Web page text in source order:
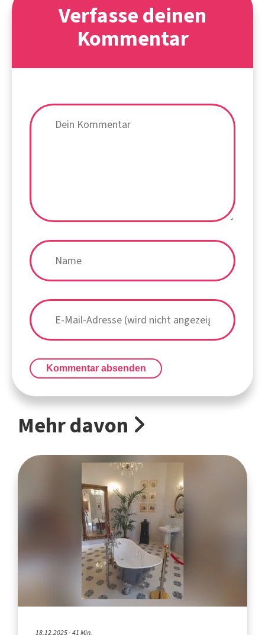
Verfasse deinen
Kommentar
Kommentar absenden
Mehr davon
18.12.2025 - 41 Min.